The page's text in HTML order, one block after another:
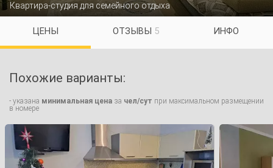
Квартира-студия для семейного отдыха
ЦЕНЫ ОТЗЫВЫ 5 ИНФО
Похожие варианты:
- указана минимальная ценаза чел/сут при максимальном размещении
в номере